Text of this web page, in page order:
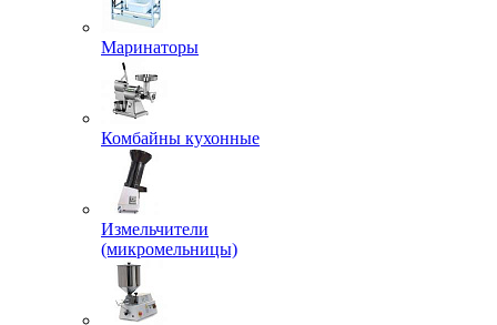
Маринаторы
Комбайны кухонные
Измельчители
(микромельницы)